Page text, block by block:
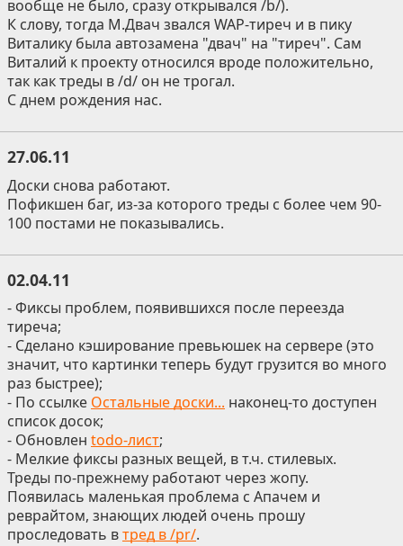
вообще не было, сразу открывался /b/).
К слову, тогда М.Двач звался WAP-тиреч и в пику
Виталику была автозамена "двач" на "тиреч". Сам
Виталий к проекту относился вроде положительно,
так как треды в /d/ он не трогал.
С днем рождения нас.
27.06.11
Доски снова работают.
Пофикшен баг, из-за которого треды с более чем 90-
100 постами не показывались.
02.04.11
- Фиксы проблем, появившихся после переезда
тиреча;
- Сделано кэширование превьюшек на сервере (это
значит, что картинки теперь будут грузится во много
раз быстрее);
- По ссылке Остальные доски... наконец-то доступен
список досок;
- Обновлен todo-лист;
- Мелкие фиксы разных вещей, в т.ч. стилевых.
Треды по-прежнему работают через жопу.
Появилась маленькая проблема с Апачем и
реврайтом, знающих людей очень прошу
проследовать втред в /pr/.